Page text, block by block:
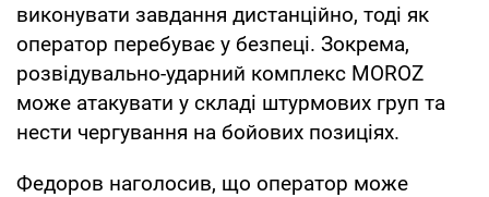
виконувати завдання дистанційно, тоді як
оператор перебуває у безпеці. Зокрема,
розвідувально-ударний комплекс MOROZ
може атакувати у складі штурмових груп та
нести чергування на бойових позиціях.
Федоров наголосив, що оператор може